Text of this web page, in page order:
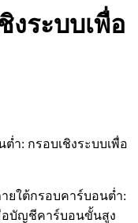
งระบบเพื่อ
ยใต้กรอบคาร์บอนต่ำ:
อบัญชีคาร์บอนขั้นสูง